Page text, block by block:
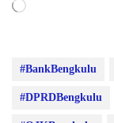
Memuat...
#BankBengkulu
#DPRDBengkulu